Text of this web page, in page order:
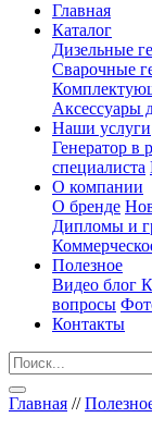
Главная
Каталог
Дизельные
Сварочные
Аксессуары
Наши услуги
Генератор в
специалиста
О компании
О бренде
Дипломы и
Полезное
Видео блог
вопросы
Контакты
Главная //